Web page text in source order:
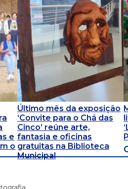
e
o
Último mês da exposição
‘Convite para o Chá das
Cinco’ reúne arte,
fantasia e oficinas
gratuitas na Biblioteca
Municipal